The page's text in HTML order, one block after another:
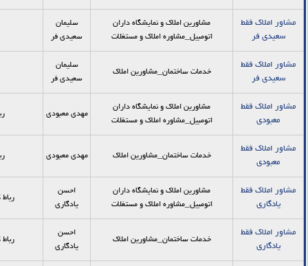
مشاور املاك فقط
سعيدي فر
مشاورین املاک و نمایشگاه داران
اتومبیل_مشاوره املاك و مستغلات
سليمان
سعيدي فر
مشاور املاك فقط
سعيدي فر
خدمات ساختمان_مشاورین املاک
سليمان
سعيدي فر
مشاور املاک فقط
معبودي
مشاورین املاک و نمایشگاه داران
اتومبیل_مشاوره املاك و مستغلات
مهدي معبودي
مشاور املاک فقط
معبودي
خدمات ساختمان_مشاورین املاک مهدي معبودي
مشاور املاک فقط
يادگاري
مشاورین املاک و نمایشگاه داران
اتومبیل_مشاوره املاك و مستغلات
احسن
يادگاري
رباط
مشاور املاک فقط
يادگاري
خدمات ساختمان_مشاورین املاک
احسن
يادگاري
رباط